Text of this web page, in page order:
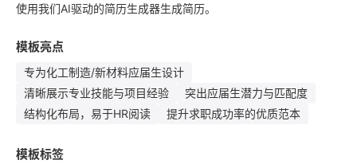
使用我们AI驱动的简历生成器生成简历。
模板亮点
专为化工制造/新材料应届生设计
清晰展示专业技能与项目经验
突出应届生潜力与匹配度
结构化布局，易于HR阅读
提升求职成功率的优质范本
模板标签